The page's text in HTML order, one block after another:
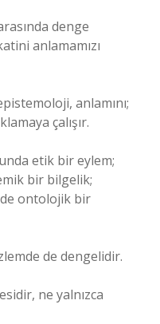
denge
anlamamızı
anlamını;
çalışır.
etik bir eylem;
bir bilgelik;
ontolojik bir
de dengelidir.
ne yalnızca